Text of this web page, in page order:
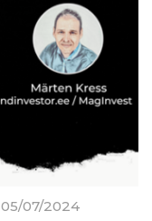
05/07/2024